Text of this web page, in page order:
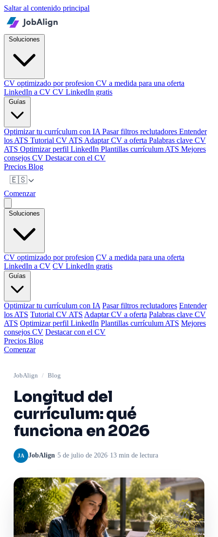
Saltar al contenido principal
CV optimizado por profesion CV a medida para una oferta
LinkedIn a CV CV LinkedIn gratis
Optimizar tu currículum con IA Pasar filtros reclutadores Entender
los ATS Tutorial CV ATS Adaptar CV a oferta Palabras clave CV
ATS Optimizar perfil LinkedIn Plantillas currículum ATS Mejores
consejos CV Destacar con el CV
Precios Blog
🇪🇸
Comenzar
CV optimizado por profesion CV a medida para una oferta
LinkedIn a CV CV LinkedIn gratis
Optimizar tu currículum con IA Pasar filtros reclutadores Entender
los ATS Tutorial CV ATS Adaptar CV a oferta Palabras clave CV
ATS Optimizar perfil LinkedIn Plantillas currículum ATS Mejores
consejos CV Destacar con el CV
Precios Blog
Comenzar
JobAlign / Blog
Longitud del
currículum: qué
funciona en 2026
JA JobAlign·5 de julio de 2026· 13 min de lectura